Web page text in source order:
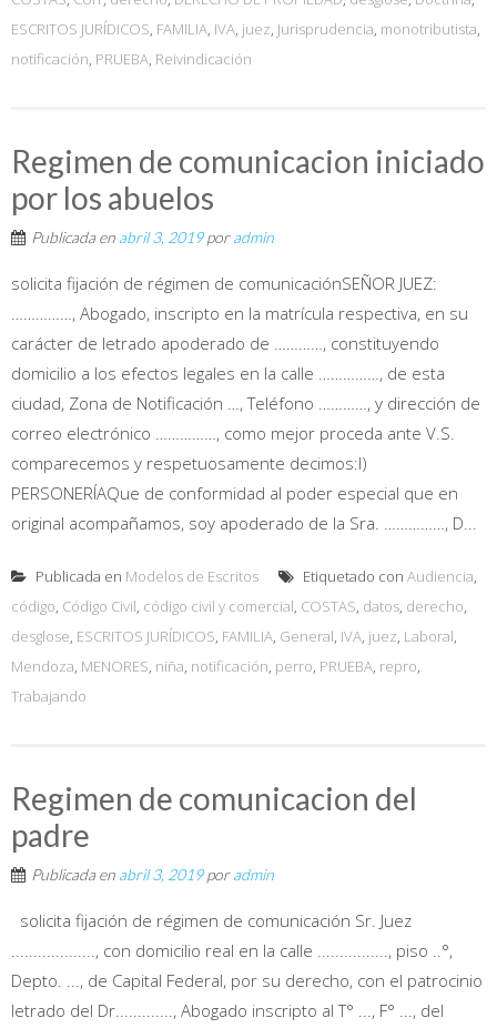
ESCRITOS JURÍDICOS, FAMILIA, IVA, juez, Jurisprudencia, monotributista,
notificación, PRUEBA, Reivindicación
Regimen de comunicacion iniciado
por los abuelos
Publicada en abril 3, 2019poradmin
solicita fijación de régimen de comunicaciónSEÑOR JUEZ:
……………, Abogado, inscripto en la matrícula respectiva, en su
carácter de letrado apoderado de …………, constituyendo
domicilio a los efectos legales en la calle ……………, de esta
ciudad, Zona de Notificación …, Teléfono …………, y dirección de
correo electrónico ……………, como mejor proceda ante V.S.
comparecemos y respetuosamente decimos:I)
PERSONERÍAQue de conformidad al poder especial que en
original acompañamos, soy apoderado de la Sra. ……………, D...
Publicada en Modelos de Escritos Etiquetado con Audiencia,
código, Código Civil, código civil y comercial, COSTAS, datos, derecho,
desglose, ESCRITOS JURÍDICOS, FAMILIA, General, IVA, juez, Laboral,
Mendoza, MENORES, niña, notificación, perro, PRUEBA, repro,
Trabajando
Regimen de comunicacion del
padre
Publicada en abril 3, 2019poradmin
solicita fijación de régimen de comunicación Sr. Juez
..................., con domicilio real en la calle ................, piso ..°,
Depto. ..., de Capital Federal, por su derecho, con el patrocinio
letrado del Dr............., Abogado inscripto al T° ..., F° ..., del